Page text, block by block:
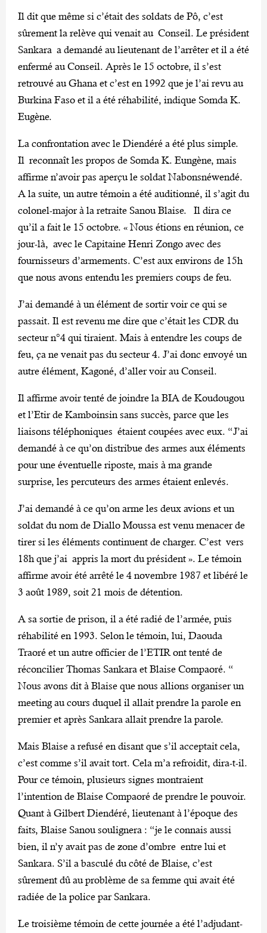
Il dit que même si c’était des soldats de Pô, c’est
sûrement la relève qui venait au Conseil. Le président
Sankara a demandé au lieutenant de l’arrêter et il a été
enfermé au Conseil. Après le 15 octobre, il s’est
retrouvé au Ghana et c’est en 1992 que je l’ai revu au
Burkina Faso et il a été réhabilité, indique Somda K.
Eugène.
La confrontation avec le Diendéré a été plus simple.
Il reconnaît les propos de Somda K. Eungène, mais
affirme n’avoir pas aperçu le soldat Nabonsnéwendé.
A la suite, un autre témoin a été auditionné, il s’agit du
colonel-major à la retraite Sanou Blaise. Il dira ce
qu’il a fait le 15 octobre. « Nous étions en réunion, ce
jour-là, avec le Capitaine Henri Zongo avec des
fournisseurs d’armements. C’est aux environs de 15h
que nous avons entendu les premiers coups de feu.
J’ai demandé à un élément de sortir voir ce qui se
passait. Il est revenu me dire que c’était les CDR du
secteur n°4 qui tiraient. Mais à entendre les coups de
feu, ça ne venait pas du secteur 4. J’ai donc envoyé un
autre élément, Kagoné, d’aller voir au Conseil.
Il affirme avoir tenté de joindre la BIA de Koudougou
et l’Etir de Kamboinsin sans succès, parce que les
liaisons téléphoniques étaient coupées avec eux. “J’ai
demandé à ce qu’on distribue des armes aux éléments
pour une éventuelle riposte, mais à ma grande
surprise, les percuteurs des armes étaient enlevés.
J’ai demandé à ce qu’on arme les deux avions et un
soldat du nom de Diallo Moussa est venu menacer de
tirer si les éléments continuent de charger. C’est vers
18h que j’ai appris la mort du président ». Le témoin
affirme avoir été arrêté le 4 novembre 1987 et libéré le
3 août 1989, soit 21 mois de détention.
A sa sortie de prison, il a été radié de l’armée, puis
réhabilité en 1993. Selon le témoin, lui, Daouda
Traoré et un autre officier de l’ETIR ont tenté de
réconcilier Thomas Sankara et Blaise Compaoré. “
Nous avons dit à Blaise que nous allions organiser un
meeting au cours duquel il allait prendre la parole en
premier et après Sankara allait prendre la parole.
Mais Blaise a refusé en disant que s’il acceptait cela,
c’est comme s’il avait tort. Cela m’a refroidit, dira-t-il.
Pour ce témoin, plusieurs signes montraient
l’intention de Blaise Compaoré de prendre le pouvoir.
Quant à Gilbert Diendéré, lieutenant à l’époque des
faits, Blaise Sanou soulignera : “je le connais aussi
bien, il n’y avait pas de zone d’ombre entre lui et
Sankara. S’il a basculé du côté de Blaise, c’est
sûrement dû au problème de sa femme qui avait été
radiée de la police par Sankara.
Le troisième témoin de cette journée a été l’adjudant-